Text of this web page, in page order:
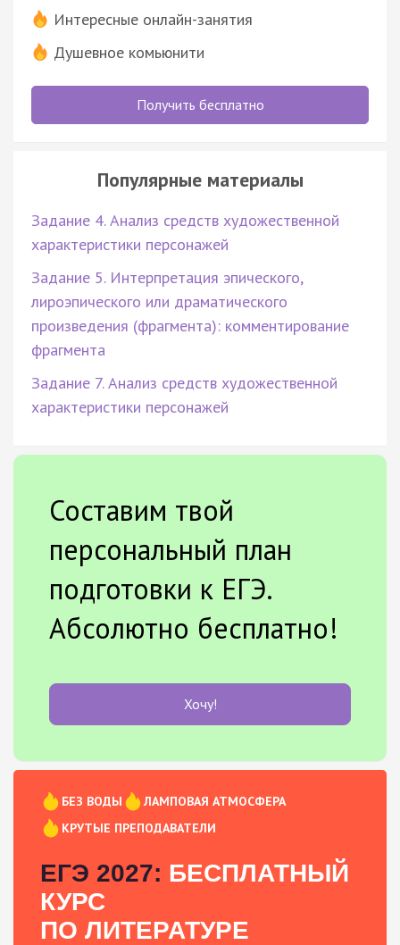
Интересные онлайн-занятия
Душевное комьюнити
Получить бесплатно
Популярные материалы
Задание 4. Анализ средств художественной
характеристики персонажей
Задание 5. Интерпретация эпического,
лироэпического или драматического
произведения (фрагмента): комментирование
фрагмента
Задание 7. Анализ средств художественной
характеристики персонажей
Составим твой
персональный план
подготовки к ЕГЭ.
Абсолютно бесплатно!
Хочу!
БЕЗ ВОДЫ
ЛАМПОВАЯ АТМОСФЕРА
КРУТЫЕ ПРЕПОДАВАТЕЛИ
ЕГЭ 2027: БЕСПЛАТНЫЙ
КУРС
ПО ЛИТЕРАТУРЕ